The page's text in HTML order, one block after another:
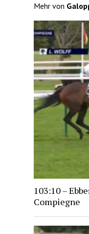
Mehr von
103:10 –
Compiegne